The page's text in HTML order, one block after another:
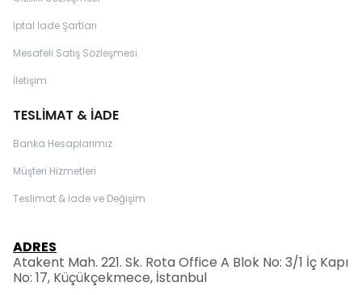
İptal İade Şartları
Mesafeli Satış Sözleşmesi
İletişim
TESLİMAT & İADE
Banka Hesaplarımız
Müşteri Hizmetleri
Teslimat & İade ve Değişim
ADRES
Atakent Mah. 221. Sk. Rota Office A Blok No: 3/1 İç Kapı
No: 17, Küçükçekmece, İstanbul